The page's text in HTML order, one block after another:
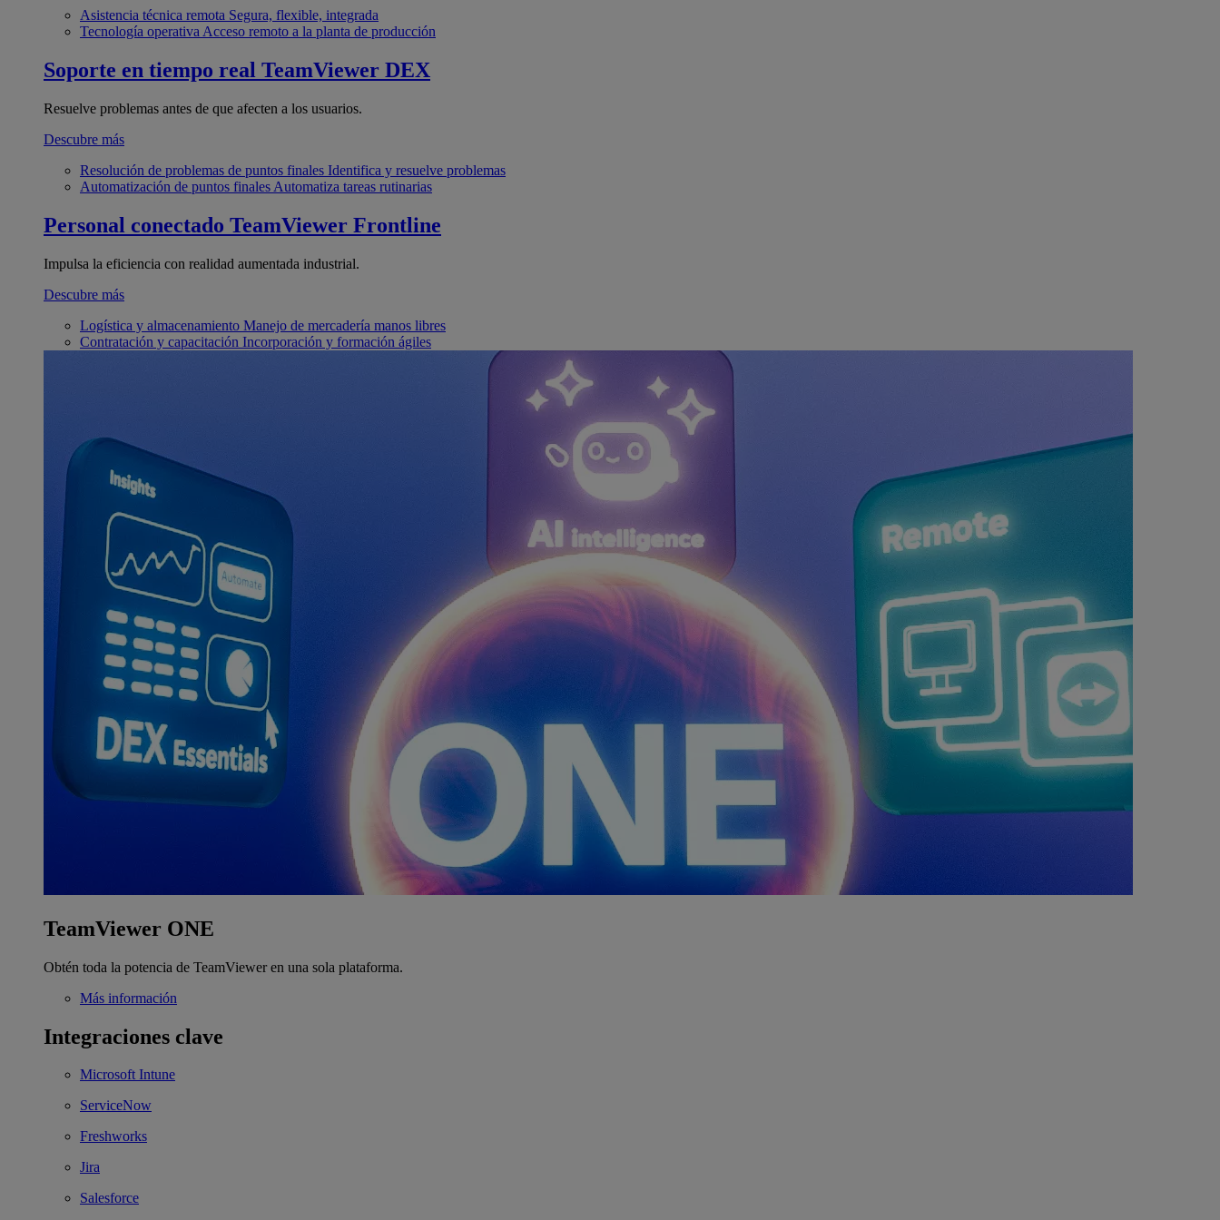
Asistencia técnica remota Segura, flexible, integrada
Tecnología operativa Acceso remoto a la planta de producción
Soporte en tiempo real TeamViewer DEX
Resuelve problemas antes de que afecten a los usuarios.
Descubre más
Resolución de problemas de puntos finales Identifica y resuelve problemas
Automatización de puntos finales Automatiza tareas rutinarias
Personal conectado TeamViewer Frontline
Impulsa la eficiencia con realidad aumentada industrial.
Descubre más
Logística y almacenamiento Manejo de mercadería manos libres
Contratación y capacitación Incorporación y formación ágiles
TeamViewer ONE
Obtén toda la potencia de TeamViewer en una sola plataforma.
Más información
Integraciones clave
Microsoft Intune
ServiceNow
Freshworks
Jira
Salesforce